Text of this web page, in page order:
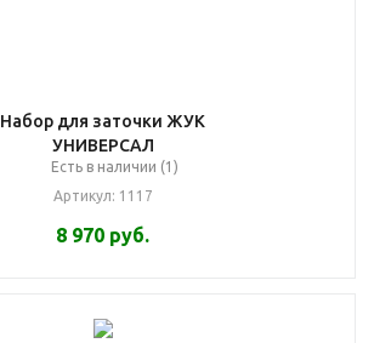
Набор для заточки ЖУК
УНИВЕРСАЛ
Есть в наличии (1)
Артикул: 1117
8 970 руб.